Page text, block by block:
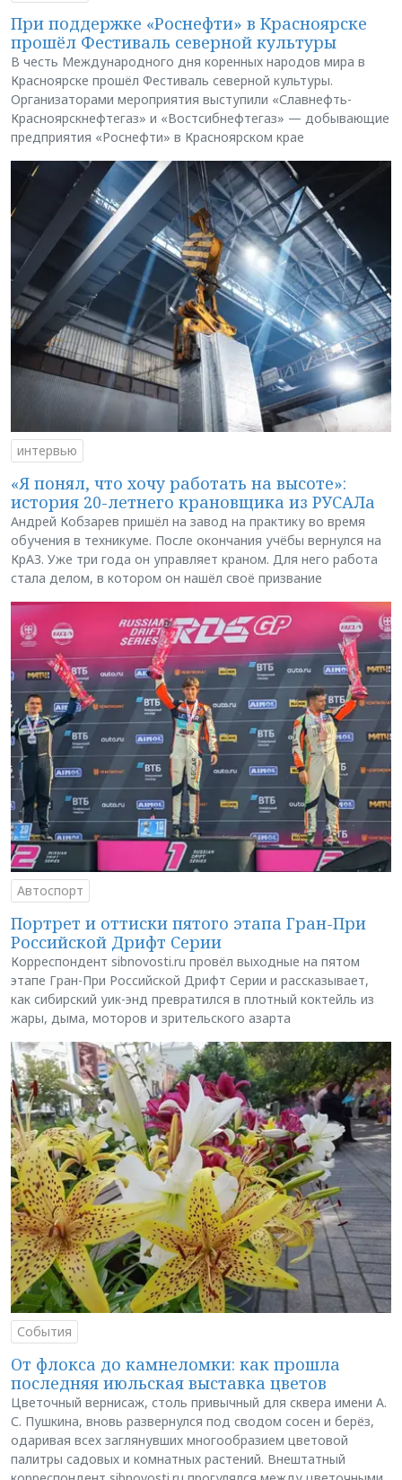
При поддержке «Роснефти» в Красноярске
прошёл Фестиваль северной культуры
В честь Международного дня коренных народов мира в
Красноярске прошёл Фестиваль северной культуры.
Организаторами мероприятия выступили «Славнефть-
Красноярскнефтегаз» и «Востсибнефтегаз» — добывающие
предприятия «Роснефти» в Красноярском крае
интервью
«Я понял, что хочу работать на высоте»:
история 20-летнего крановщика из РУСАЛа
Андрей Кобзарев пришёл на завод на практику во время
обучения в техникуме. После окончания учёбы вернулся на
КрАЗ. Уже три года он управляет краном. Для него работа
стала делом, в котором он нашёл своё призвание
Автоспорт
Портрет и оттиски пятого этапа Гран-При
Российской Дрифт Серии
Корреспондент sibnovosti.ru провёл выходные на пятом
этапе Гран-При Российской Дрифт Серии и рассказывает,
как сибирский уик-энд превратился в плотный коктейль из
жары, дыма, моторов и зрительского азарта
События
От флокса до камнеломки: как прошла
последняя июльская выставка цветов
Цветочный вернисаж, столь привычный для сквера имени А.
С. Пушкина, вновь развернулся под сводом сосен и берёз,
одаривая всех заглянувших многообразием цветовой
палитры садовых и комнатных растений. Внештатный